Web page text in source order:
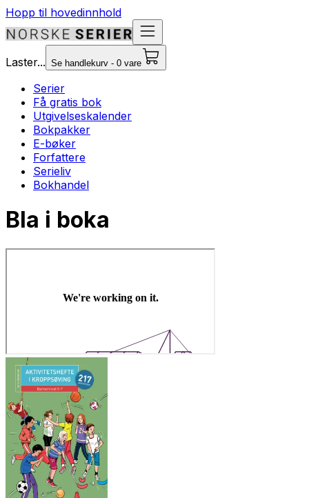
Hopp til hovedinnhold
Laster... Se handlekurv - 0 vare
Serier
Få gratis bok
Utgivelseskalender
Bokpakker
E-bøker
Forfattere
Serieliv
Bokhandel
Bla i boka